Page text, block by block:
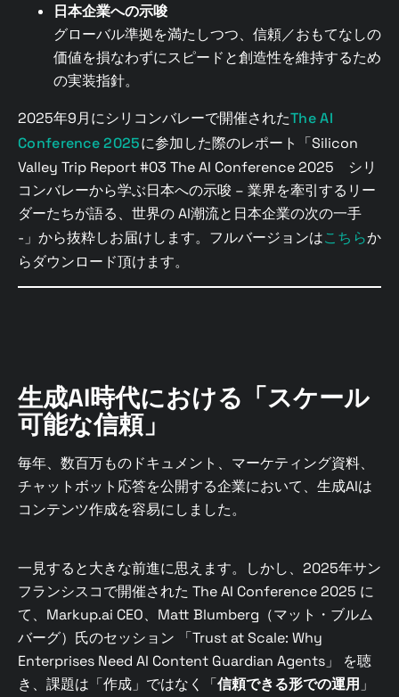
日本企業への示唆
グローバル準拠を満たしつつ、信頼／おもてなしの
価値を損なわずにスピードと創造性を維持するため
の実装指針。
2025年9月にシリコンバレーで開催されたThe AI
Conference 2025に参加した際のレポート「Silicon
Valley Trip Report #03 The AI Conference 2025 シリ
コンバレーから学ぶ日本への示唆 – 業界を牽引するリー
ダーたちが語る、世界の AI潮流と日本企業の次の一手
-」から抜粋しお届けします。フルバージョンはこちらか
らダウンロード頂けます。
生成AI時代における「スケール
可能な信頼」
毎年、数百万ものドキュメント、マーケティング資料、
チャットボット応答を公開する企業において、生成AIは
コンテンツ作成を容易にしました。
一見すると大きな前進に思えます。しかし、2025年サン
フランシスコで開催された The AI Conference 2025 に
て、Markup.ai CEO、Matt Blumberg（マット・ブルム
バーグ）氏のセッション 「Trust at Scale: Why
Enterprises Need AI Content Guardian Agents」 を聴
き、課題は「作成」ではなく「信頼できる形での運用」